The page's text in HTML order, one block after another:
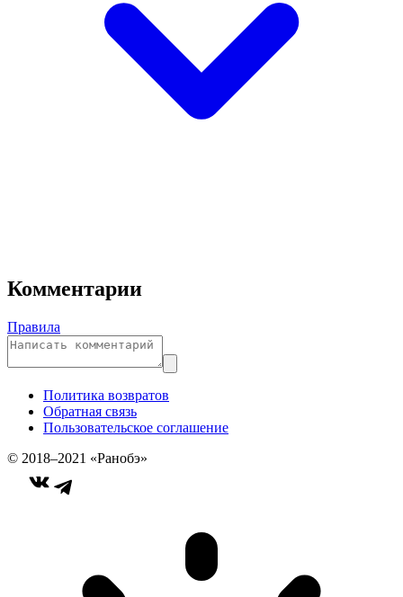
Комментарии
Правила
Политика возвратов
Обратная связь
Пользовательское соглашение
© 2018–2021 «Ранобэ»